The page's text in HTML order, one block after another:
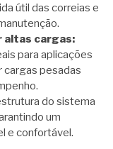
útil das correias e
altas cargas:
para aplicações
cargas pesadas
do sistema
um
e confortável.